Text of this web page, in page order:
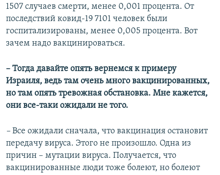
1507 случаев смерти, менее 0,001 процента. От
последствий ковид-19 7101 человек были
госпитализированы, менее 0,005 процента. Вот
зачем надо вакцинироваться.
– Тогда давайте опять вернемся к примеру
Израиля, ведь там очень много вакцинированных,
но там опять тревожная обстановка. Мне кажется,
они все-таки ожидали не того.
– Все ожидали сначала, что вакцинация остановит
передачу вируса. Этого не произошло. Одна из
причин – мутации вируса. Получается, что
вакцинированные люди тоже болеют, но болеют